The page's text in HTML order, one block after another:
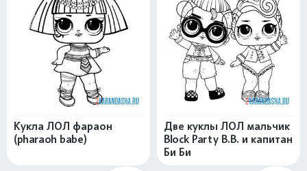
Кукла ЛОЛ фараон
(pharaoh babe)
Две куклы ЛОЛ мальчик
Block Party B.B. и капитан
Би Би